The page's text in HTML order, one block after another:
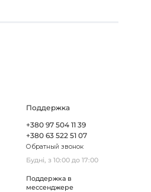
Поддержка
+380 97 504 11 39
+380 63 522 51 07
Обратный звонок
Будні, з 10:00 до 17:00
Поддержка в
мессенджере